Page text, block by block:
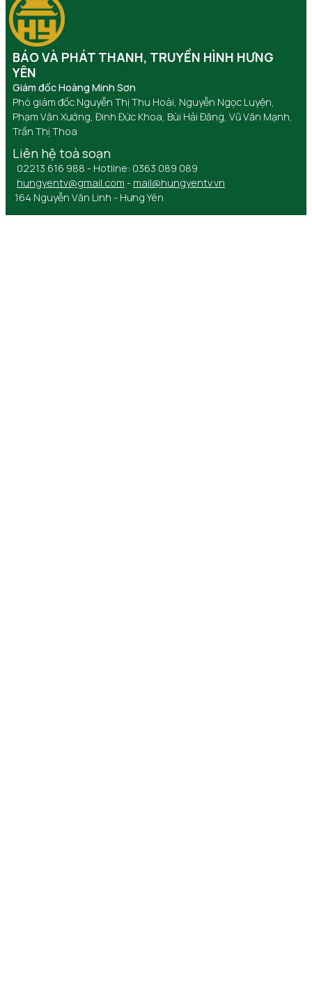
BÁO VÀ PHÁT THANH, TRUYỀN HÌNH HƯNG
YÊN
Giám đốc Hoàng Minh Sơn
Phó giám đốc Nguyễn Thị Thu Hoài, Nguyễn Ngọc Luyện,
Phạm Văn Xướng, Đinh Đức Khoa, Bùi Hải Đăng, Vũ Văn Mạnh,
Trần Thị Thoa
Liên hệ toà soạn
02213 616 988 - Hotline: 0363 089 089
hungyentv@gmail.com - mail@hungyentv.vn
164 Nguyễn Văn Linh - Hưng Yên